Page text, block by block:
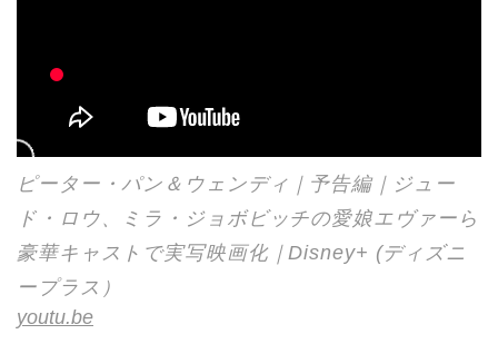
ピーター・パン＆ウェンディ｜予告編｜ジュー
ド・ロウ、ミラ・ジョボビッチの愛娘エヴァーら
豪華キャストで実写映画化｜Disney+ (ディズニ
ープラス）
youtu.be